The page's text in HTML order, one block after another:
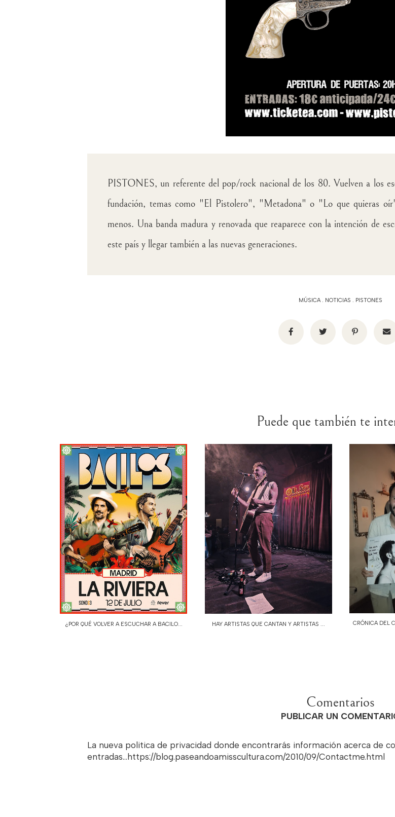
PISTONES, un referente del pop/rock nacional de los 80. Vuelven a los
fundación, temas como "El Pistolero", "Metadona" o "Lo que quieras
menos. Una banda madura y renovada que reaparece con la intención de
este país y llegar también a las nuevas generaciones.
MÚSICA. NOTICIAS . PISTONES
Puede que también te
¿POR QUÉ VOLVER A ESCUCHAR A BACILO... HAY ARTISTAS QUE CANTAN Y ARTISTAS ... CRÓNICA DEL
Comentarios
PUBLICAR UN
La nueva politica de privacidad donde encontrarás información acerca de
entradas...https://blog.paseandoamisscultura.com/2010/09/Contactme.html